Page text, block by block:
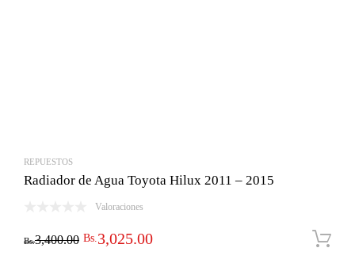
REPUESTOS
Radiador de Agua Toyota Hilux 2011 – 2015
Valoraciones
Bs.3,400.00 El
Bs. 3,025.00El